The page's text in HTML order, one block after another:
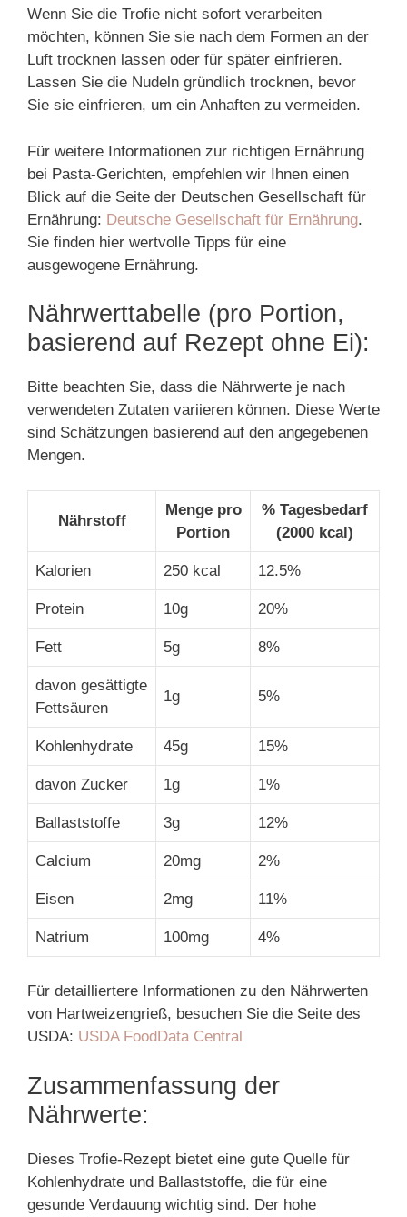
Wenn Sie die Trofie nicht sofort verarbeiten
möchten, können Sie sie nach dem Formen an der
Luft trocknen lassen oder für später einfrieren.
Lassen Sie die Nudeln gründlich trocknen, bevor
Sie sie einfrieren, um ein Anhaften zu vermeiden.
Für weitere Informationen zur richtigen Ernährung
bei Pasta-Gerichten, empfehlen wir Ihnen einen
Blick auf die Seite der Deutschen Gesellschaft für
Ernährung: Deutsche Gesellschaft für Ernährung.
Sie finden hier wertvolle Tipps für eine
ausgewogene Ernährung.
Nährwerttabelle (pro Portion,
basierend auf Rezept ohne Ei):
Bitte beachten Sie, dass die Nährwerte je nach
verwendeten Zutaten variieren können. Diese Werte
sind Schätzungen basierend auf den angegebenen
Mengen.
Nährstoff
Menge pro
Portion
% Tagesbedarf
(2000 kcal)
Kalorien 250 kcal 12.5%
Protein 10g 20%
Fett 5g 8%
davon gesättigte
Fettsäuren
1g 5%
Kohlenhydrate 45g 15%
davon Zucker 1g 1%
Ballaststoffe 3g 12%
Calcium 20mg 2%
Eisen 2mg 11%
Natrium 100mg 4%
Für detailliertere Informationen zu den Nährwerten
von Hartweizengrieß, besuchen Sie die Seite des
USDA: USDA FoodData Central
Zusammenfassung der
Nährwerte:
Dieses Trofie-Rezept bietet eine gute Quelle für
Kohlenhydrate und Ballaststoffe, die für eine
gesunde Verdauung wichtig sind. Der hohe